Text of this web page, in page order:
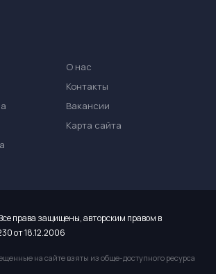
О нас
Контакты
Вакансии
Карта сайта
права защищены, авторским правом в
от 18.12.2006
на сайте взяты из обще-доступного ресурса